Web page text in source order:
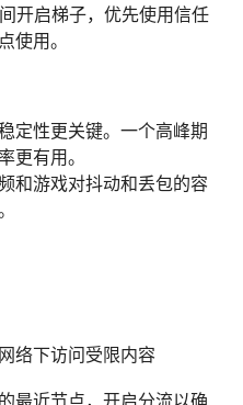
开启梯子，优先使用信任
使用。
定性更关键。一个高峰期
更有用。
和游戏对抖动和丢包的容
络下访问受限内容
最近节点，开启分流以确